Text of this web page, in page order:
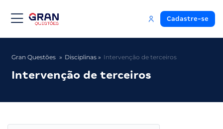
Cadastre-se
Gran Questões Disciplinas Intervenção de terceiros
Intervenção de terceiros